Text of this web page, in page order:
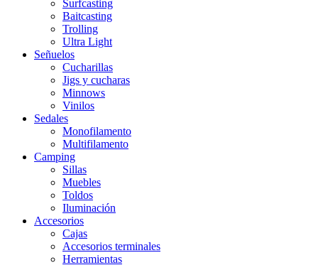
Surfcasting
Baitcasting
Trolling
Ultra Light
Señuelos
Cucharillas
Jigs y cucharas
Minnows
Vinilos
Sedales
Monofilamento
Multifilamento
Camping
Sillas
Muebles
Toldos
Iluminación
Accesorios
Cajas
Accesorios terminales
Herramientas